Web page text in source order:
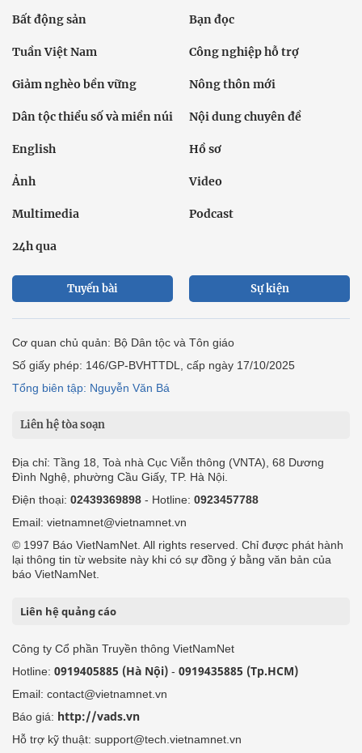
Bất động sản Bạn đọc
Tuần Việt Nam Công nghiệp hỗ trợ
Giảm nghèo bền vững Nông thôn mới
Dân tộc thiểu số và miền núi Nội dung chuyên đề
English Hồ sơ
Ảnh Video
Multimedia Podcast
24h qua
Tuyến bài Sự kiện
Cơ quan chủ quản: Bộ Dân tộc và Tôn giáo
Số giấy phép: 146/GP-BVHTTDL, cấp ngày 17/10/2025
Tổng biên tập: Nguyễn Văn Bá
Liên hệ tòa soạn
Địa chỉ: Tầng 18, Toà nhà Cục Viễn thông (VNTA), 68 Dương
Đình Nghệ, phường Cầu Giấy, TP. Hà Nội.
Điện thoại: 02439369898 - Hotline: 0923457788
Email: vietnamnet@vietnamnet.vn
© 1997 Báo VietNamNet. All rights reserved. Chỉ được phát hành
lại thông tin từ website này khi có sự đồng ý bằng văn bản của
báo VietNamNet.
Liên hệ quảng cáo
Công ty Cổ phần Truyền thông VietNamNet
Hotline: 0919405885 (Hà Nội) - 0919435885 (Tp.HCM)
Email: contact@vietnamnet.vn
Báo giá: http://vads.vn
Hỗ trợ kỹ thuật: support@tech.vietnamnet.vn